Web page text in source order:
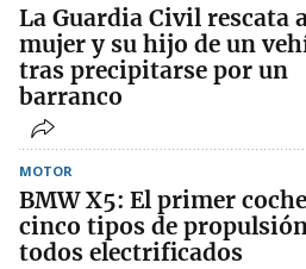
La Guardia Civil rescata
mujer y su hijo de un
tras precipitarse por un
barranco
MOTOR
BMW X5: El primer
cinco tipos de
todos electrificados